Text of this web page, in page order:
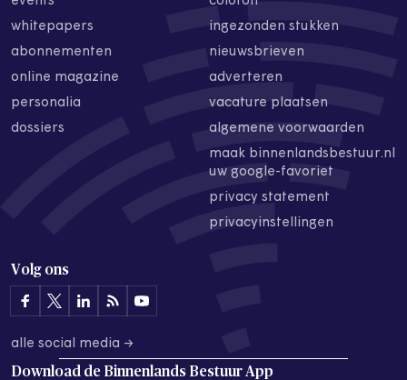
whitepapers
abonnementen
online magazine
personalia
dossiers
ingezonden stukken
nieuwsbrieven
adverteren
vacature plaatsen
algemene voorwaarden
maak binnenlandsbestuur.nl
uw google-favoriet
privacy statement
privacyinstellingen
Volg ons
alle social media →
Download de Binnenlands Bestuur App